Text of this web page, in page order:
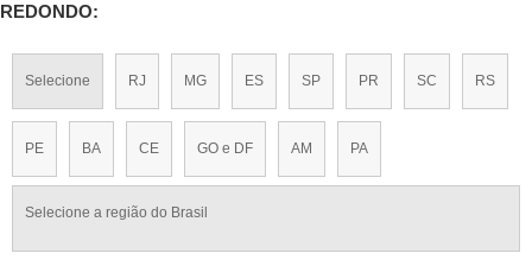
REDONDO:
Selecione RJ MG ES SP PR SC RS
PE BA CE GO e DF AM PA
Selecione a região do Brasil